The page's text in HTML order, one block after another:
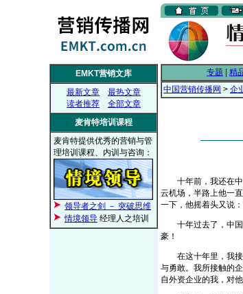
EMKT营销文库
最新文章
最热文章
读者推荐
全部文章
麦肯特培训课程
麦肯特提供优秀的营销与管
理培训课程、内训与咨询：
领导者之剑 － 突破思维
情境领导 经理人之培训
专题 精
中国营销传播网 > 企
十年前，我还在中
云机场，半路上他一
一下，他摇着头又说
十年过去了，中国
豪！
在这十年里，我接
与勇敢。我所接触的
自外资企业的我，对